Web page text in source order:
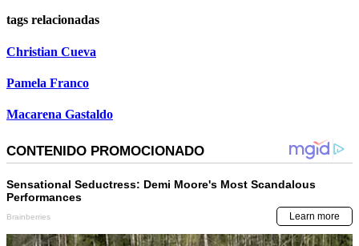
tags relacionadas
Christian Cueva
Pamela Franco
Macarena Gastaldo